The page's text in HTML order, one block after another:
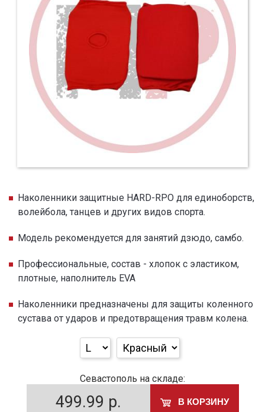
Наколенники защитные HARD-RPO для единоборств,
волейбола, танцев и других видов спорта.
Модель рекомендуется для занятий дзюдо, самбо.
Профессиональные, состав - хлопок с эластиком,
плотные, наполнитель EVA
Наколенники предназначены для защиты коленного
сустава от ударов и предотвращения травм колена.
Севастополь на складе:
499.99 р. В КОРЗИНУ